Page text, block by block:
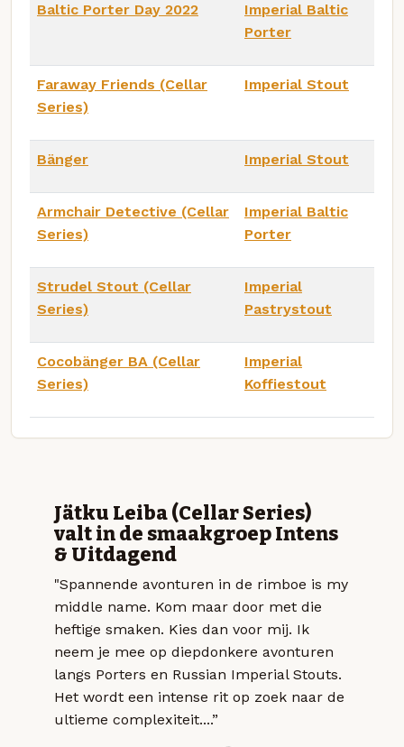
Baltic Porter Day 2022
Imperial Baltic
Porter
Faraway Friends (Cellar
Series)
Imperial Stout
Bänger Imperial Stout
Armchair Detective (Cellar
Series)
Imperial Baltic
Porter
Strudel Stout (Cellar
Series)
Imperial
Pastrystout
Cocobänger BA (Cellar
Series)
Imperial
Koffiestout
Jätku Leiba (Cellar Series)
valt in de smaakgroep Intens
& Uitdagend
"Spannende avonturen in de rimboe is my
middle name. Kom maar door met die
heftige smaken. Kies dan voor mij. Ik
neem je mee op diepdonkere avonturen
langs Porters en Russian Imperial Stouts.
Het wordt een intense rit op zoek naar de
ultieme complexiteit....”